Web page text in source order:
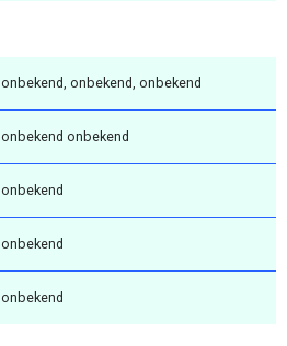
onbekend, onbekend, onbekend
onbekend onbekend
onbekend
onbekend
onbekend